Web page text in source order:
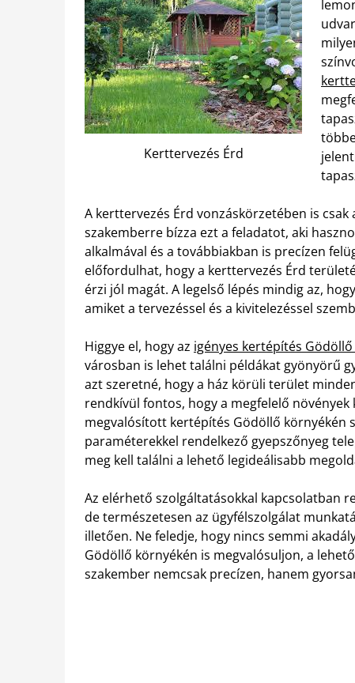
Kerttervezés Érd
A kerttervezés Érd vonzáskörzetében is
szakemberre bízza ezt a feladatot, aki
alkalmával és a továbbiakban is precízen
előfordulhat, hogy a kerttervezés Érd
érzi jól magát. A legelső lépés mindig az,
amiket a tervezéssel és a kivitelezéssel
Higgye el, hogy az igényes kertépítés
városban is lehet találni példákat gyönyörű
azt szeretné, hogy a ház körüli terület
rendkívül fontos, hogy a megfelelő
megvalósított kertépítés Gödöllő környékén
paraméterekkel rendelkező gyepszőnyeg
meg kell találni a lehető legideálisabb
Az elérhető szolgáltatásokkal kapcsolatban
de természetesen az ügyfélszolgálat
illetően. Ne feledje, hogy nincs semmi
Gödöllő környékén is megvalósuljon, a
szakember nemcsak precízen, hanem